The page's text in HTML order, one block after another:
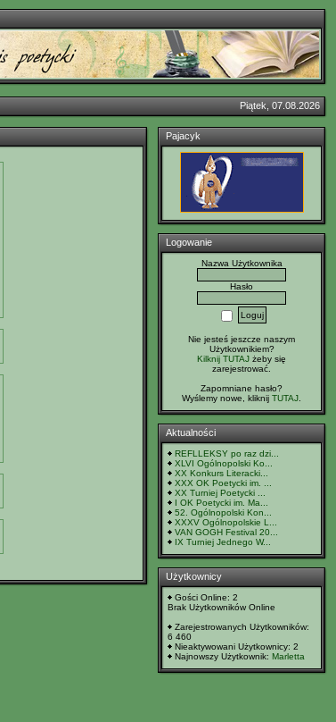
Piątek, 07.08.2026
Pajacyk
Logowanie
Nazwa Użytkownika
Hasło
Nie jesteś jeszcze naszym
Użytkownikiem?
Kilknij TUTAJ żeby się
zarejestrować.
Zapomniane hasło?
Wyślemy nowe, kliknij TUTAJ
Aktualności
REFLLEKSY po raz dzi...
XLVI Ogólnopolski Ko...
XX Konkurs Literacki...
XXX OK Poetycki im. ...
XX Turniej Poetycki ...
I OK Poetycki im. Ma...
52. Ogólnopolski Kon...
XXXV Ogólnopolskie L...
VAN GOGH Festival 20...
IX Turniej Jednego W...
Użytkownicy
Gości Online: 2
Brak Użytkowników Online
Zarejestrowanych Użytkowników:
6 460
Nieaktywowani Użytkownicy: 2
Najnowszy Użytkownik: Marletta